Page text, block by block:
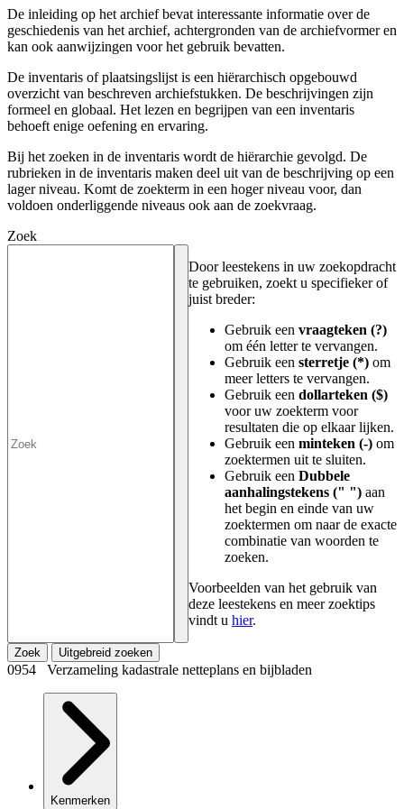
De inleiding op het archief bevat interessante informatie over de
geschiedenis van het archief, achtergronden van de archiefvormer en
kan ook aanwijzingen voor het gebruik bevatten.
De inventaris of plaatsingslijst is een hiërarchisch opgebouwd
overzicht van beschreven archiefstukken. De beschrijvingen zijn
formeel en globaal. Het lezen en begrijpen van een inventaris
behoeft enige oefening en ervaring.
Bij het zoeken in de inventaris wordt de hiërarchie gevolgd. De
rubrieken in de inventaris maken deel uit van de beschrijving op een
lager niveau. Komt de zoekterm in een hoger niveau voor, dan
voldoen onderliggende niveaus ook aan de zoekvraag.
Zoek
Door leestekens in uw zoekopdracht
te gebruiken, zoekt u specifieker of
juist breder:
Gebruik een vraagteken (?)
om één letter te vervangen.
Gebruik een sterretje (*) om
meer letters te vervangen.
Gebruik een dollarteken ($)
voor uw zoekterm voor
resultaten die op elkaar lijken.
Gebruik een minteken (-) om
zoektermen uit te sluiten.
Gebruik een Dubbele
aanhalingstekens (" ") aan
het begin en einde van uw
zoektermen om naar de exacte
combinatie van woorden te
zoeken.
Voorbeelden van het gebruik van
deze leestekens en meer zoektips
vindt u hier.
Zoek Uitgebreid zoeken
0954 Verzameling kadastrale netteplans en bijbladen
Kenmerken